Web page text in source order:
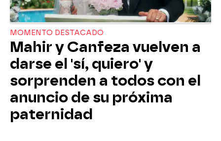
MOMENTO DESTACADO
Mahir y Canfeza vuelven a
darse el 'sí, quiero' y
sorprenden a todos con el
anuncio de su próxima
paternidad